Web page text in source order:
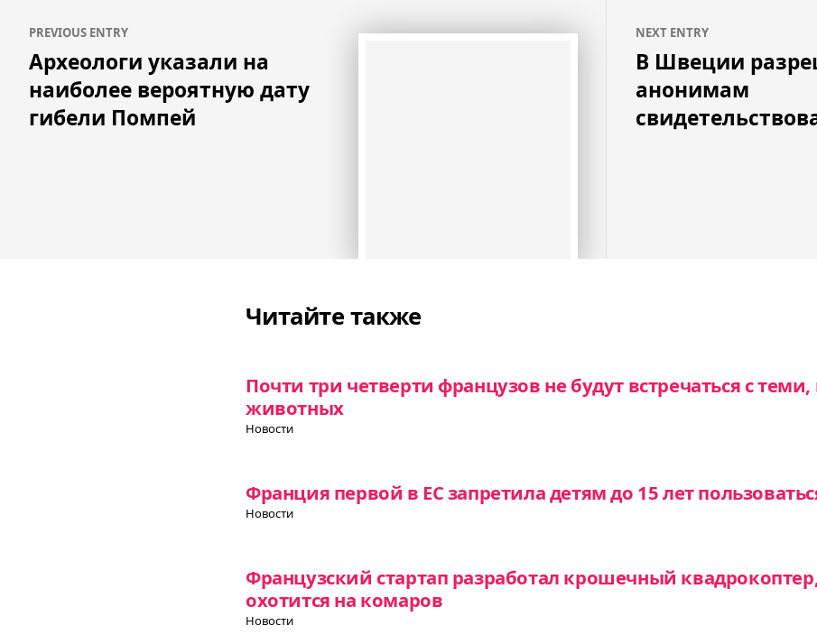
по
записям
PREVIOUS ENTRY
Археологи указали на
наиболее вероятную дату
гибели Помпей
NEXT ENTRY
В Швеции
анонимам
Читайте также
Почти три четверти французов не будут встречаться с
животных
Новости
Франция первой в ЕС запретила детям до 15 лет
Новости
Французский стартап разработал крошечный
охотится на комаров
Новости